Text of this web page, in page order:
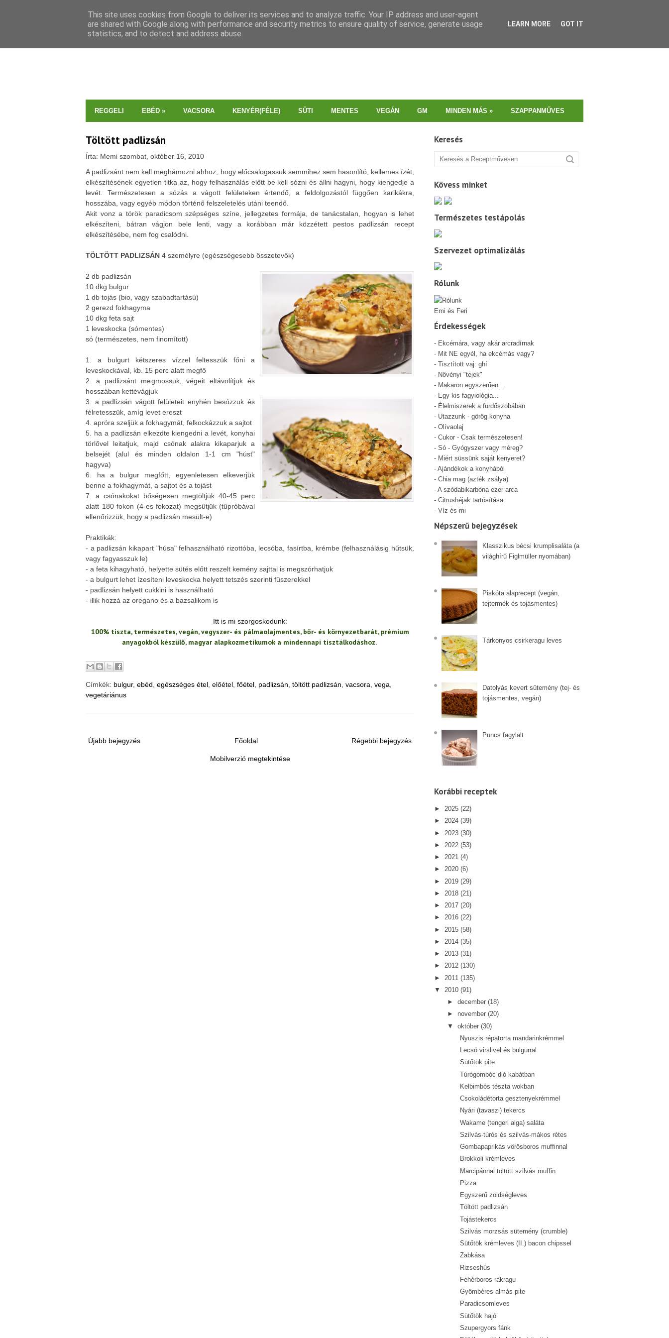
REGGELI EBÉD » VACSORA KENYÉR(FÉLE) SÜTI MENTES VEGÁN GM MINDEN MÁS » SZAPPANMŰVES
Töltött padlizsán
Írta: Memi szombat, október 16, 2010
A padlizsánt nem kell meghámozni ahhoz, hogy előcsalogassuk semmihez sem hasonlító, kellemes ízét,
elkészítésének egyetlen titka az, hogy felhasználás előtt be kell sózni és állni hagyni, hogy kiengedje a
levét. Természetesen a sózás a vágott felületeken értendő, a feldolgozástól függően karikákra,
hosszába, vagy egyéb módon történő felszeletelés utáni teendő.
Akit vonz a török paradicsom szépséges színe, jellegzetes formája, de tanácstalan, hogyan is lehet
elkészíteni, bátran vágjon bele lenti, vagy a korábban már közzétett pestos padlizsán recept
elkészítésébe, nem fog csalódni.
TÖLTÖTT PADLIZSÁN 4 személyre (egészségesebb összetevők)
2 db padlizsán
10 dkg bulgur
1 db tojás (bio, vagy szabadtartású)
2 gerezd fokhagyma
10 dkg feta sajt
1 leveskocka (sómentes)
só (természetes, nem finomított)
1. a bulgurt kétszeres vízzel feltesszük főni a
leveskockával, kb. 15 perc alatt megfő
2. a padlizsánt megmossuk, végeit eltávolítjuk és
hosszában kettévágjuk
3. a padlizsán vágott felületeit enyhén besózzuk és
félretesszük, amíg levet ereszt
4. apróra szeljük a fokhagymát, felkockázzuk a sajtot
5. ha a padlizsán elkezdte kiengedni a levét, konyhai
törlővel leitatjuk, majd csónak alakra kikaparjuk a
belsejét (alul és minden oldalon 1-1 cm "húst"
hagyva)
6. ha a bulgur megfőtt, egyenletesen elkeverjük
benne a fokhagymát, a sajtot és a tojást
7. a csónakokat bőségesen megtöltjük 40-45 perc
alatt 180 fokon (4-es fokozat) megsütjük (tűpróbával
ellenőrizzük, hogy a padlizsán mesült-e)
Praktikák:
- a padlizsán kikapart "húsa" felhasználható rizottóba, lecsóba, fasírtba, krémbe (felhasználásig hűtsük,
vagy fagyasszuk le)
- a feta kihagyható, helyette sütés előtt reszelt kemény sajttal is megszórhatjuk
- a bulgurt lehet ízesíteni leveskocka helyett tetszés szerinti fűszerekkel
- padlizsán helyett cukkini is használható
- illik hozzá az oregano és a bazsalikom is
Itt is mi szorgoskodunk:
100% tiszta, természetes, vegán, vegyszer- és pálmaolajmentes, bőr- és környezetbarát, prémium
anyagokból készülő, magyar alapkozmetikumok a mindennapi tisztálkodáshoz.
Címkék: bulgur, ebéd egészséges étel előétel főétel padlizsán töltött padlizsán vacsora vega
vegetáriánus
Újabb bejegyzés Régebbi bejegyzés
Főoldal
Mobilverzió megtekintése
Keresés
Kövess minket
Természetes testápolás
Szervezet optimalizálás
Rólunk
Emi és Feri
Érdekességek
- Ekcémára, vagy akár arcradírnak
- Mit NE egyél, ha ekcémás vagy?
- Tisztított vaj: ghí
- Növényi "tejek"
- Makaron egyszerűen...
- Egy kis fagyiológia...
- Élelmiszerek a fürdőszobában
- Utazzunk - görög konyha
- Olívaolaj
- Cukor - Csak természetesen!
- Só - Gyógyszer vagy méreg?
- Miért süssünk saját kenyeret?
- Ajándékok a konyhából
- Chia mag (azték zsálya)
- A szódabikarbóna ezer arca
- Citrushéjak tartósítása
- Víz és mi
Népszerű bejegyzések
Klasszikus bécsi krumplisaláta (a
világhírű Figlmüller nyomában)
Piskóta alaprecept (vegán,
tejtermék és tojásmentes)
Tárkonyos csirkeragu leves
Datolyás kevert sütemény (tej- és
tojásmentes, vegán)
Puncs fagylalt
Korábbi receptek
► 2025 (22)
► 2024 (39)
► 2023 (30)
► 2022 (53)
► 2021 (4)
► 2020 (6)
► 2019 (29)
► 2018 (21)
► 2017 (20)
► 2016 (22)
► 2015 (58)
► 2014 (35)
► 2013 (31)
► 2012 (130)
► 2011 (135)
▼
2010 (91)
► december (18)
► november (20)
▼
október (30)
Nyuszis répatorta mandarinkrémmel
Lecsó virslivel és bulgurral
Sütőtök pite
Túrógombóc dió kabátban
Kelbimbós tészta wokban
Csokoládétorta gesztenyekrémmel
Nyári (tavaszi) tekercs
Wakame (tengeri alga) saláta
Szilvás-túrós és szilvás-mákos rétes
Gombapaprikás vörösboros muffinnal
Brokkoli krémleves
Marcipánnal töltött szilvás muffin
Pizza
Egyszerű zöldségleves
Töltött padlizsán
Tojástekercs
Szilvás morzsás sütemény (crumble)
Sütőtök krémleves (II.) bacon chipssel
Zabkása
Rizseshús
Fehérboros rákragu
Gyömbéres almás pite
Paradicsomleves
Sütőtök hajó
Szupergyors fánk
This site uses cookies from Google to deliver its services and to analyze traffic. Your IP address and user-agent
are shared with Google along with performance and security metrics to ensure quality of service, generate usage
statistics, and to detect and address abuse.
LEARN MORE GOT IT